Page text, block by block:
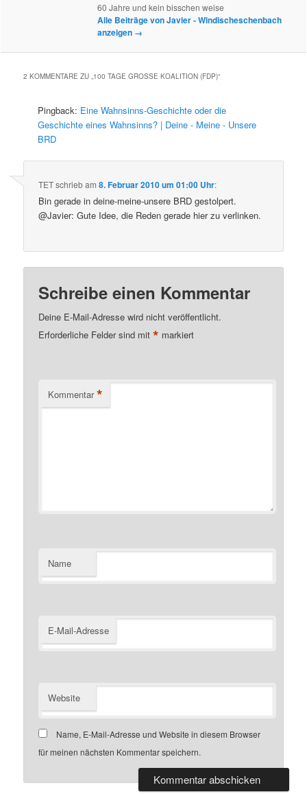
60 Jahre und kein bisschen weise
Alle Beiträge von Javier - Windischeschenbach
anzeigen →
2 KOMMENTARE ZU „100 TAGE GROSSE KOALITION (FDP) “
Pingback: Eine Wahnsinns-Geschichte oder die
Geschichte eines Wahnsinns? | Deine - Meine - Unsere
BRD
TETschriebam8. Februar 2010 um 01:00 Uhr:
Bin gerade in deine-meine-unsere BRD gestolpert.
@Javier: Gute Idee, die Reden gerade hier zu verlinken.
Schreibe einen Kommentar
Deine E-Mail-Adresse wird nicht veröffentlicht.
Erforderliche Felder sind mit* markiert
Kommentar *
Name
E-Mail-Adresse
Website
Name, E-Mail-Adresse und Website in diesem Browser
für meinen nächsten Kommentar speichern.